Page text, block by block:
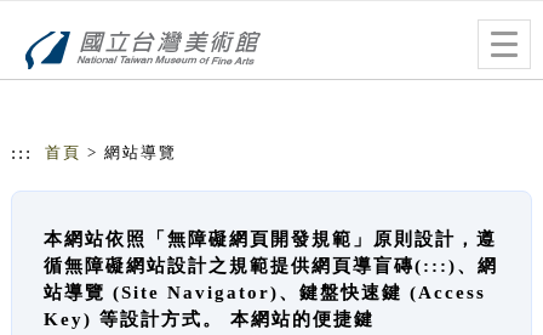
::: 首頁 > 網站導覽
本網站依照「無障礙網頁開發規範」原則設計，遵
循無障礙網站設計之規範提供網頁導盲磚(:::)、網
站導覽 (Site Navigator)、鍵盤快速鍵 (Access
Key) 等設計方式。 本網站的便捷鍵